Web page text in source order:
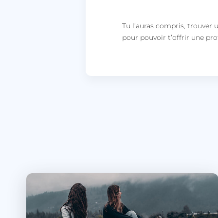
Tu l’auras compris, trouver
pour pouvoir t’offrir une
__lc_cst